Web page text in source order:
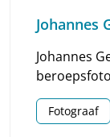
Johannes
Johannes
maakte
streek ook
Fotograaf